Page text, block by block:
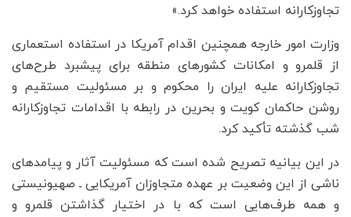
تجاوزکارانه استفاده خواهد کرد.»
وزارت امور خارجه همچنین اقدام آمریکا در استفاده استعماری
از قلمرو و امکانات کشورهای منطقه برای پیشبرد طرح‌های
تجاوزکارانه علیه ایران را محکوم و بر مسئولیت مستقیم و
روشن حاکمان کویت و بحرین در رابطه با اقدامات تجاوزکارانه
شب گذشته تأکید کرد.
در این بیانیه تصریح شده است که مسئولیت آثار و پیامدهای
ناشی از این وضعیت بر عهده متجاوزان آمریکایی ـ صهیونیستی
و همه طرف‌هایی است که با در اختیار گذاشتن قلمرو و